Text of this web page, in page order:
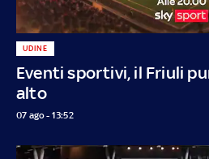
Eventi sportivi, il Friuli
alto
UDINE
07 ago - 13:52